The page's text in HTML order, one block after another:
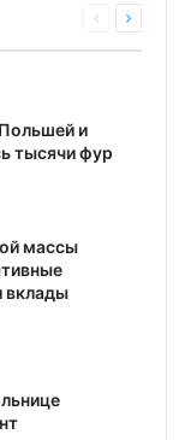
и
тысячи фур
массы
вклады